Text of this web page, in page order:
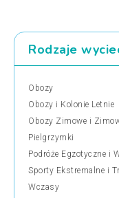
Rodzaje
Obozy
Obozy i Kolonie Letnie
Obozy Zimowe i
Pielgrzymki
Podróże Egzotyczne i
Sporty Ekstremalne i
Wczasy